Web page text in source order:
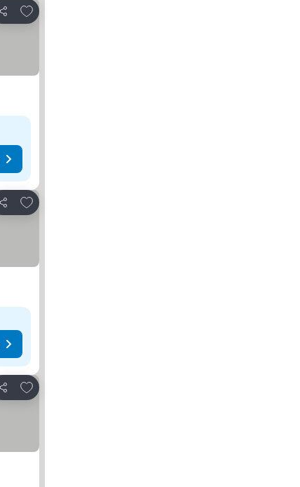
Κοινοποίηση
Προσθήκη στα αγαπημένα
Κοινοποίηση
Προσθήκη στα αγαπημένα
Κοινοποίηση
Προσθήκη στα αγαπημένα